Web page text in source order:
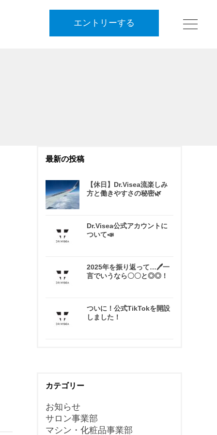
エントリーする
最新の投稿
【休日】Dr.Visea流楽しみ
方と働きやすさの秘密🌿
Dr.Visea公式アカウントに
ついて📣
2025年を振り返って…🖊一
言でいうなら〇〇と◎◎！
ついに！公式TikTokを開設
しました！
カテゴリー
お知らせ
サロン事業部
マシン・化粧品事業部